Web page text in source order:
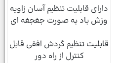
دارای قابلیت تنظیم آسان زاویه
وزش باد به صورت جغجغه ای
قابلیت تنظیم گردش افقی قابل
کنترل از راه دور